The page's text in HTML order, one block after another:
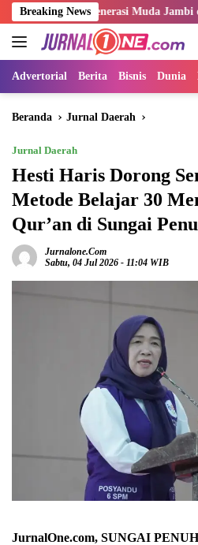
Langsung
ke
konten
Breaking News
Generasi Muda Jambi dari IRET,
Advertorial Berita Bisnis Dunia
Beranda Jurnal Daerah
Jurnal Daerah
Hesti Haris Dorong
Metode Belajar 30
Qur’an di Sungai
Jurnalone.com
Sabtu, 04 Jul 2026 - 11:04 WIB
JurnalOne.com, SUNGAI